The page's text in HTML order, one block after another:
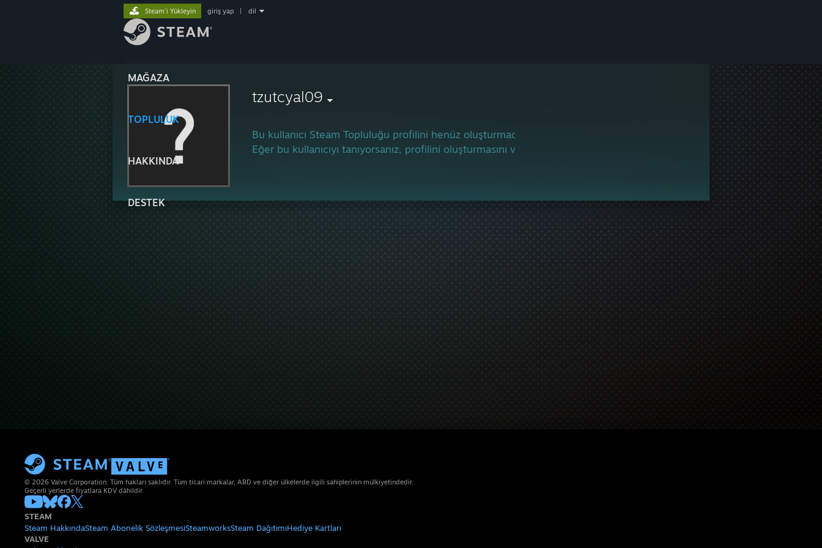
MAĞAZA
TOPLULUK
HAKKINDA
DESTEK
Steam'i Yükleyin giriş yap dil
tzutcyal09
Bu kullanıcı Steam Topluluğu profilini henüz oluşturmadı.
Eğer bu kullanıcıyı tanıyorsanız, profilini oluşturmasını ve oyun dünyasına katılmasını sağlayın!
© 2026 Valve Corporation. Tüm hakları saklıdır. Tüm ticari markalar, ABD ve diğer ülkelerde ilgili sahiplerinin mülkiyetindedir.
Geçerli yerlerde fiyatlara KDV dâhildir.
STEAM
Steam HakkındaSteam Abonelik SözleşmesiSteamworksSteam DağıtımıHediye Kartları
VALVE